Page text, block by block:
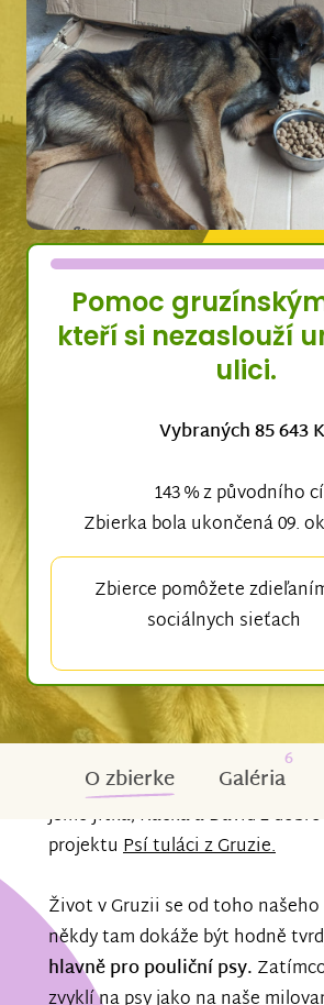
Pomoc
kteří si nezaslouží
ulici.
Vybraných 85 643
143 % z původního
Zbierka bola ukončená 09.
Zbierce pomôžete
sociálnych sieťach
O zbierke Galéria
6
Jsme Jitka, Kačka a David z
projektu Psí tuláci z Gruzie.
Život v Gruzii se od toho
někdy tam dokáže být hodně
hlavně pro pouliční psy.